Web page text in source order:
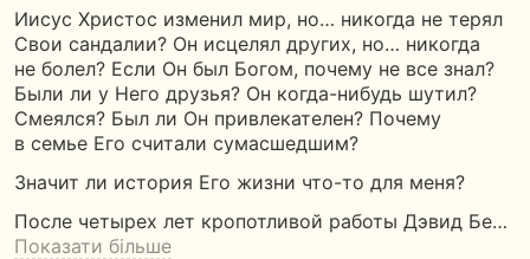
Иисус Христос изменил мир, но… никогда не терял
Свои сандалии? Он исцелял других, но… никогда
не болел? Если Он был Богом, почему не все знал?
Были ли у Него друзья? Он когда-нибудь шутил?
Смеялся? Был ли Он привлекателен? Почему
в семье Его считали сумасшедшим?
Значит ли история Его жизни что-то для меня?
После четырех лет кропотливой работы Дэвид Бе…
Показати більше